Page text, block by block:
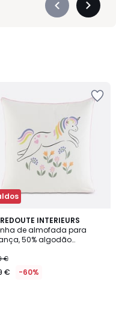
Précédent
INTERIEURS
de almofada para
50% algodão
TAMILA
€
€ -60%